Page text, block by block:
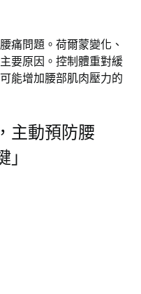
痛問題。荷爾蒙變化、
要原因。控制體重對緩
能增加腰部肌肉壓力的
主動預防腰